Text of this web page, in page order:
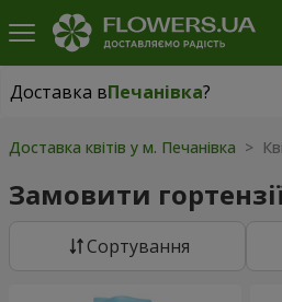
Доставка вПечанівка?
Доставка вПечанівка|
Доставка квітів у м. Печанівка >
Замовити
Сортування